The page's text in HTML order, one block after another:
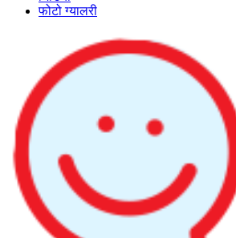
फोटो ग्यालरी